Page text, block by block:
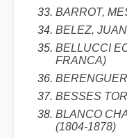
BARROT,
BELEZ, JUAN
BELLUCCI
FRANCA)
BESSES
BLANCO
(1804-1878)